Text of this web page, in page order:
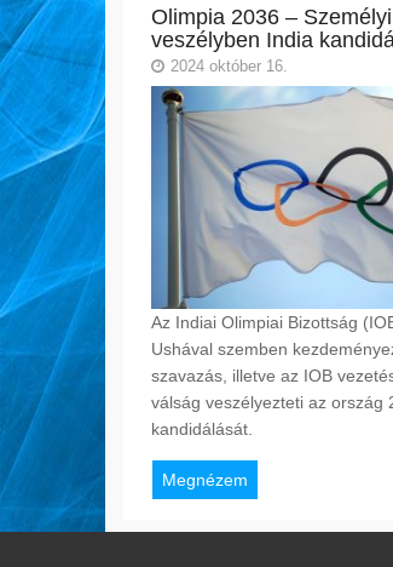
Olimpia 2036 –
veszélyben India
2024 október 16.
Az Indiai Olimpiai Bizottság
Ushával szemben
szavazás, illetve az IOB
válság veszélyezteti az ország
kandidálását.
Megnézem